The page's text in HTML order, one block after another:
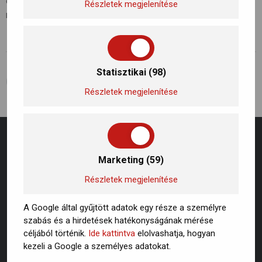
Részletek megjelenítése
Statisztikai (98)
Részletek megjelenítése
Marketing (59)
Részletek megjelenítése
A Google által gyűjtött adatok egy része a személyre
szabás és a hirdetések hatékonyságának mérése
céljából történik. Ide kattintva elolvashatja, hogyan
kezeli a Google a személyes adatokat.
részletekért!
Hogyan csökkenthető a légszennyezettség? Mit tehetünk?
KÖVETKEZŐ BEJEGYZÉS